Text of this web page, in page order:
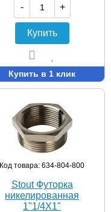
-
+
Купить
Купить в 1 клик
Код товара: 634-804-800
Stout Футорка
никелированная
1"1/4X1"